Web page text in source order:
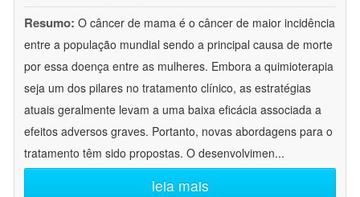
Resumo: O câncer de mama é o câncer de maior incidência
entre a população mundial sendo a principal causa de morte
por essa doença entre as mulheres. Embora a quimioterapia
seja um dos pilares no tratamento clínico, as estratégias
atuais geralmente levam a uma baixa eficácia associada a
efeitos adversos graves. Portanto, novas abordagens para o
tratamento têm sido propostas. O desenvolvimen...
leia mais